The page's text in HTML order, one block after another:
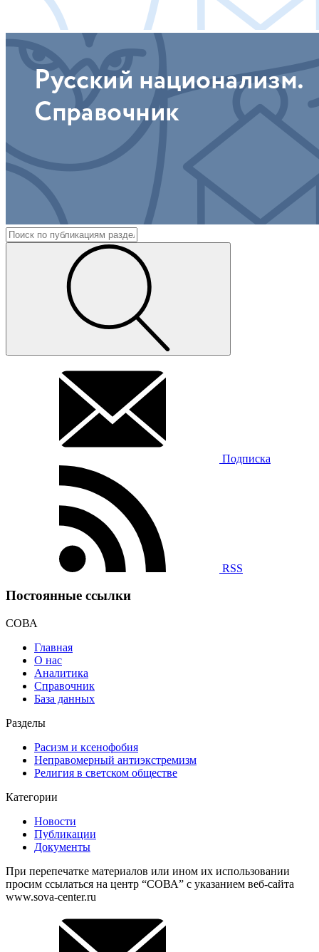
Подписка
RSS
Постоянные ссылки
СОВА
Главная
О нас
Аналитика
Справочник
База данных
Разделы
Расизм и ксенофобия
Неправомерный антиэкстремизм
Религия в светском обществе
Категории
Новости
Публикации
Документы
При перепечатке материалов или ином их использовании
просим ссылаться на центр “СОВА” с указанием веб-сайта
www.sova-center.ru